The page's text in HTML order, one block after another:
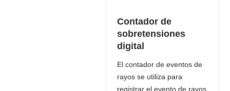
Contador de
sobretensiones
digital
El contador de eventos de
rayos se utiliza para
registrar el evento de rayos